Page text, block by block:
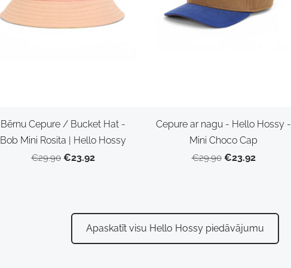
Bērnu Cepure / Bucket Hat -
Bob Mini Rosita | Hello Hossy
€29.90 €23.92
Cepure ar nagu - Hello Hossy -
Mini Choco Cap
€29.90 €23.92
​Apaskatīt visu Hello Hossy piedāvājumu​